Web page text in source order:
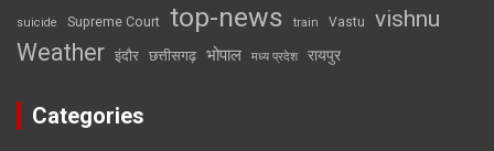
suicide Supreme Court top-news train Vastu vishnu
Weather इंदौर छत्तीसगढ़ भोपाल मध्य प्रदेश रायपुर
Categories